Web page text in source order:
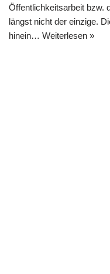
Öffentlichkeitsarbeit bzw.
längst nicht der einzige.
hinein… Weiterlesen »